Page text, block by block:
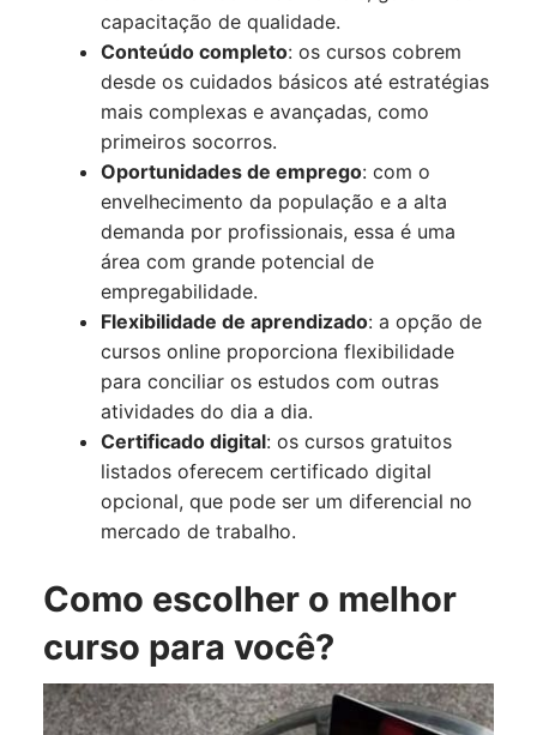
capacitação de qualidade.
Conteúdo completo: os cursos cobrem
desde os cuidados básicos até estratégias
mais complexas e avançadas, como
primeiros socorros.
Oportunidades de emprego: com o
envelhecimento da população e a alta
demanda por profissionais, essa é uma
área com grande potencial de
empregabilidade.
Flexibilidade de aprendizado: a opção de
cursos online proporciona flexibilidade
para conciliar os estudos com outras
atividades do dia a dia.
Certificado digital: os cursos gratuitos
listados oferecem certificado digital
opcional, que pode ser um diferencial no
mercado de trabalho.
Como escolher o melhor
curso para você?